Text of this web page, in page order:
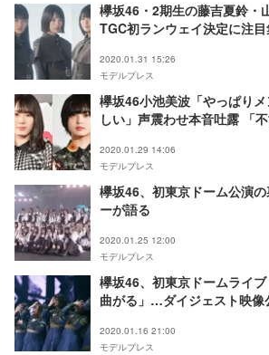
欅坂46・2期生の藤吉夏鈴・
TGC初ランウェイ決定に注
2020.01.31 15:26
モデルプレス
欅坂46小池美波「やっぱり
しい」声震わせ本音吐露 「
2020.01.29 14:06
モデルプレス
欅坂46、初東京ドーム公演
ーが語る
2020.01.25 12:00
モデルプレス
欅坂46、初東京ドームライ
曲がる」…ダイジェスト映像
2020.01.16 21:00
モデルプレス